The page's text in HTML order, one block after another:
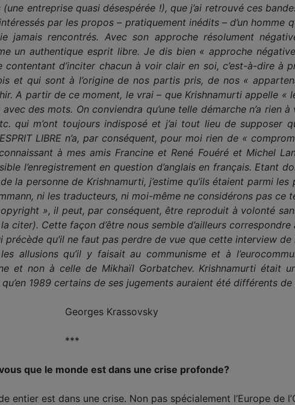
entreprise quasi désespérée !), que j’ai retrouvé ces
par les propos – pratiquement inédits – d’un homme
jamais rencontrés. Avec son approche résolument
un authentique esprit libre. Je dis bien « approche
contentant d’inciter chacun à voir clair en soi, c’est-à-dire à
et qui sont à l’origine de nos partis pris, de nos «
A partir de ce moment, le vrai – que Krishnamurti appelle «
des mots. On conviendra qu’une telle démarche n’a rien
qui m’ont toujours indisposé et j’ai tout lieu de supposer
LIBRE n’a, par conséquent, pour moi rien de «
à mes amis Francine et René Fouéré et Michel
l’enregistrement en question d’anglais en français. Etant
la personne de Krishnamurti, j’estime qu’ils étaient parmi
ni les traducteurs, ni moi-même ne considérons pas
», il peut, par conséquent, être reproduit à volonté
citer). Cette façon d’être nous semble d’ailleurs correspondre
qu’il ne faut pas perdre de vue que cette interview
allusions qu’il y faisait au communisme et à
et non à celle de Mikhaïl Gorbatchev. Krishnamurti était
1989 certains de ses jugements auraient été différents de
Georges Krassovsky
***
que le monde est dans une crise profonde?
entier est dans une crise. Non pas spécialement l’Europe de